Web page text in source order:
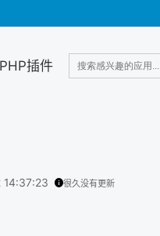
PHP插件
14:37:23 很久没有更新